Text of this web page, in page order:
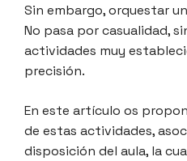
Sin embargo, orquestar
No pasa por casualidad,
actividades muy
precisión.
En este artículo os
de estas actividades,
disposición del aula, la